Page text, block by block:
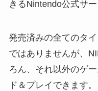
きるNintendo公式サー
発売済みの全てのタ
ではありませんが、
ろん、それ以外のゲ
ド＆プレイできます。